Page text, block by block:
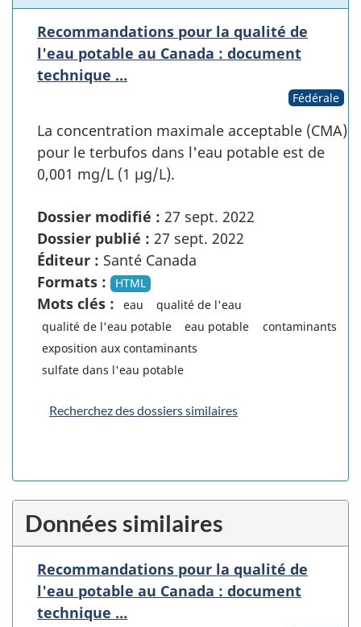
Recommandations pour la qualité de
l'eau potable au Canada : document
technique …
Fédérale
La concentration maximale acceptable (CMA)
pour le terbufos dans l'eau potable est de
0,001 mg/L (1 µg/L).
Dossier modifié : 27 sept. 2022
Dossier publié : 27 sept. 2022
Éditeur : Santé Canada
Formats :
HTML
Mots clés : eau
qualité de l'eau
qualité de l'eau potable
eau potable
contaminants
exposition aux contaminants
sulfate dans l'eau potable
Recherchez des dossiers similaires
Données similaires
Recommandations pour la qualité de
l'eau potable au Canada : document
technique …